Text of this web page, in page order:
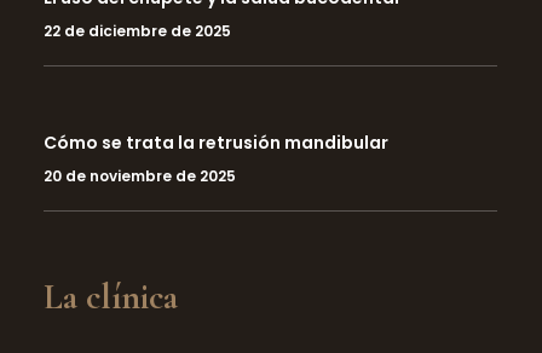
22 de diciembre de 2025
Cómo se trata la retrusión mandibular
20 de noviembre de 2025
La clínica